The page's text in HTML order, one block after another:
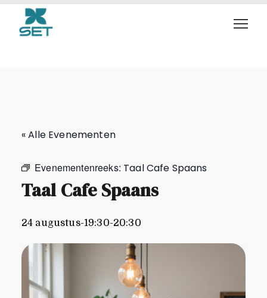
Taal Cafe Spaans
« Alle Evenementen
Evenementenreeks: Taal Cafe Spaans
Taal Cafe Spaans
24 augustus-19:30-20:30